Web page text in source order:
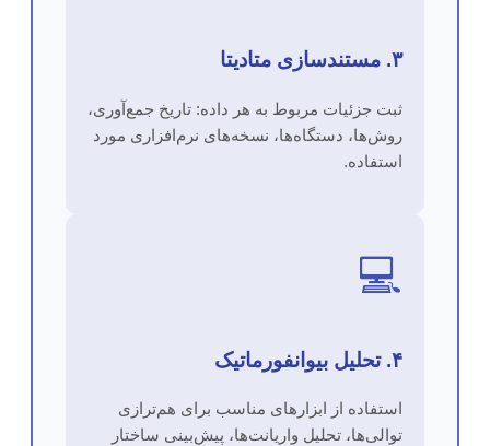
۳. مستندسازی متادیتا
ثبت جزئیات مربوط به هر داده: تاریخ جمع‌آوری،
روش‌ها، دستگاه‌ها، نسخه‌های نرم‌افزاری مورد
استفاده.
💻
۴. تحلیل بیوانفورماتیک
استفاده از ابزارهای مناسب برای هم‌ترازی
توالی‌ها، تحلیل واریانت‌ها، پیش‌بینی ساختار